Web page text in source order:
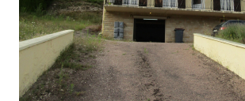
voir le bien